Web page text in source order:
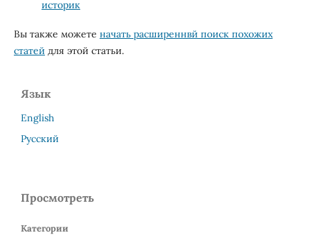
историк
Вы также можете начать расширеннвй поиск похожих
статей для этой статьи.
Язык
English
Русский
Просмотреть
Категории